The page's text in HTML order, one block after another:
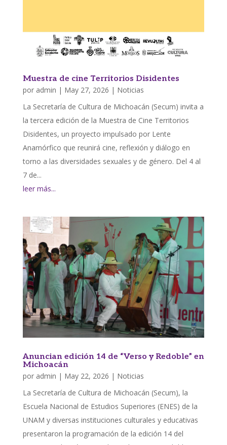
Muestra de cine Territorios Disidentes
por admin | May 27, 2026 | Noticias
La Secretaría de Cultura de Michoacán (Secum) invita a
la tercera edición de la Muestra de Cine Territorios
Disidentes, un proyecto impulsado por Lente
Anamórfico que reunirá cine, reflexión y diálogo en
torno a las diversidades sexuales y de género. Del 4 al
7 de...
leer más...
Anuncian edición 14 de “Verso y Redoble” en
Michoacán
por admin | May 22, 2026 | Noticias
La Secretaría de Cultura de Michoacán (Secum), la
Escuela Nacional de Estudios Superiores (ENES) de la
UNAM y diversas instituciones culturales y educativas
presentaron la programación de la edición 14 del